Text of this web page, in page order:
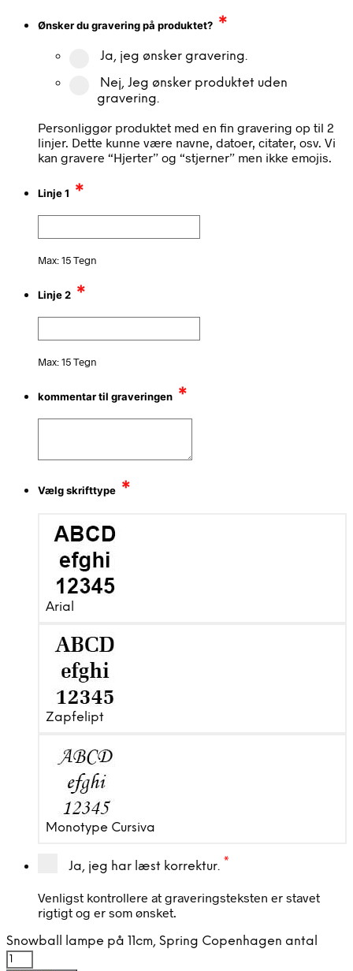
Ønsker du gravering på produktet? *
Ja, jeg ønsker gravering.
Nej, Jeg ønsker produktet uden
gravering.
Personliggør produktet med en fin gravering op til 2
linjer. Dette kunne være navne, datoer, citater, osv. Vi
kan gravere “Hjerter” og “stjerner” men ikke emojis.
Linje 1 *
Max: 15 Tegn
Linje 2 *
Max: 15 Tegn
kommentar til graveringen *
Vælg skrifttype *
Arial
Zapfelipt
Monotype Cursiva
Ja, jeg har læst korrektur. *
Venligst kontrollere at graveringsteksten er stavet
rigtigt og er som ønsket.
Snowball lampe på 11cm, Spring Copenhagen antal